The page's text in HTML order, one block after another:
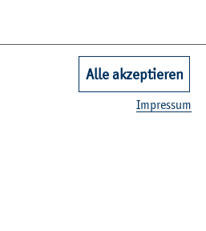
näher vor­ge­stellt be­
über Drä­ger bei einem
So konn­ten wir auch die
als Ort für In­no­va­tio­nen ge­
Alle akzeptieren
Im­pres­sum